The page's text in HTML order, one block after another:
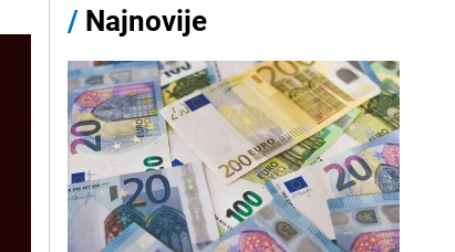
/ Najnovije